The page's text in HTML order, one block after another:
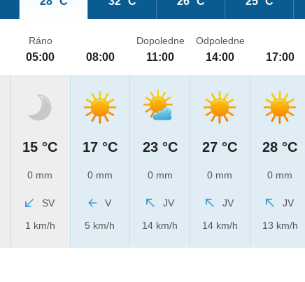
Ráno
05:00
15 °C
0 mm
SV
1 km/h
08:00
17 °C
0 mm
V
5 km/h
Dopoledne
11:00
23 °C
0 mm
JV
14 km/h
Odpoledne
14:00
27 °C
0 mm
JV
14 km/h
17:00
28 °C
0 mm
JV
13 km/h